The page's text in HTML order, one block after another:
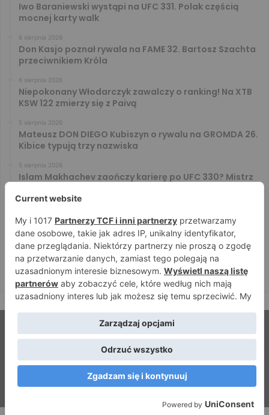
Iwo Baraniewski wystąpi na UFC 331. Polak częścią
mocnej karty walk
6 sierpnia 2026
Don Kasjo poznał rywala na FAME 32. Bartosz Szachta
przeciwnikiem Króla
6 sierpnia 2026
Niepokonany Włodarczyk zawalczy o ranking! Na XTB
KSW 122 zmierzy się z Paivą
5 sierpnia 2026
Mateusz DON DIEGO Kubiszyn o rywalu na GROMDA 26.
Kibice typują trzy nazwiska
5 sierpnia 2026
Islam Makhachev zaończy karierę po UFC 330? Mistrz
Tańcula nie gryzł się w język. Wymowna sugestia o
zachowaniu Jacka Murańskiego [VIDEO]
4 sierpnia 2026
Ostre spojrzenia Jóźwiaka i Ryty. Zobacz face to face
przed PRIME 18
© Strefamma.pl 2026, Wszelkie prawa zastrzeżone |
Home
Redakcja Kontakt
FacebookYouTube
RSS